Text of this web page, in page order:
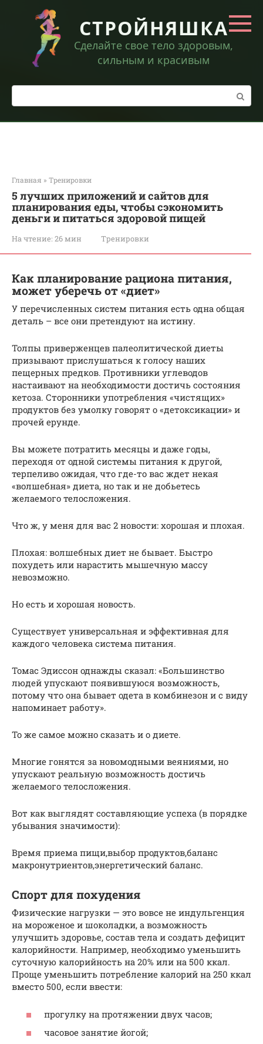
контенту
СТРОЙНЯШКА
Сделайте свое тело здоровым,
сильным и красивым
Поиск:
Главная » Тренировки
5 лучших приложений и сайтов для
планирования еды, чтобы сэкономить
деньги и питаться здоровой пищей
На чтение: 26 мин Тренировки
Как планирование рациона питания,
может уберечь от «диет»
У перечисленных систем питания есть одна общая
деталь – все они претендуют на истину.
Толпы приверженцев палеолитической диеты
призывают прислушаться к голосу наших
пещерных предков. Противники углеводов
настаивают на необходимости достичь состояния
кетоза. Сторонники употребления «чистящих»
продуктов без умолку говорят о «детоксикации» и
прочей ерунде.
Вы можете потратить месяцы и даже годы,
переходя от одной системы питания к другой,
терпеливо ожидая, что где-то вас ждет некая
«волшебная» диета, но так и не добьетесь
желаемого телосложения.
Что ж, у меня для вас 2 новости: хорошая и плохая.
Плохая: волшебных диет не бывает. Быстро
похудеть или нарастить мышечную массу
невозможно.
Но есть и хорошая новость.
Существует универсальная и эффективная для
каждого человека система питания.
Томас Эдиссон однажды сказал: «Большинство
людей упускают появившуюся возможность,
потому что она бывает одета в комбинезон и с виду
напоминает работу».
То же самое можно сказать и о диете.
Многие гонятся за новомодными веяниями, но
упускают реальную возможность достичь
желаемого телосложения.
Вот как выглядят составляющие успеха (в порядке
убывания значимости):
Время приема пищи,выбор продуктов,баланс
макронутриентов,энергетический баланс.
Спорт для похудения
Физические нагрузки — это вовсе не индульгенция
на мороженое и шоколадки, а возможность
улучшить здоровье, состав тела и создать дефицит
калорийности. Например, необходимо уменьшить
суточную калорийность на 20% или на 500 ккал.
Проще уменьшить потребление калорий на 250 ккал
вместо 500, если ввести:
прогулку на протяжении двух часов;
часовое занятие йогой;